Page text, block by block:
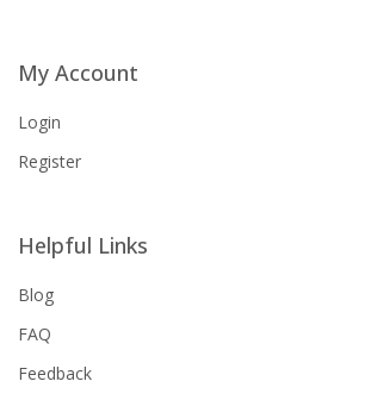
My Account
Login
Register
Helpful Links
Blog
FAQ
Feedback